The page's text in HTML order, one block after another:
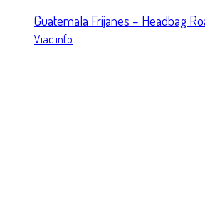
Guatemala Frijanes – Headbag
Viac info